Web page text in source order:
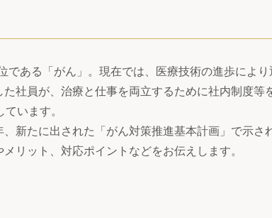
である「がん」。現在では、医療技術の進歩によ
社員が、治療と仕事を両立するために社内制度
います。
新たに出された「がん対策推進基本計画」で示
リット、対応ポイントなどをお伝えします。